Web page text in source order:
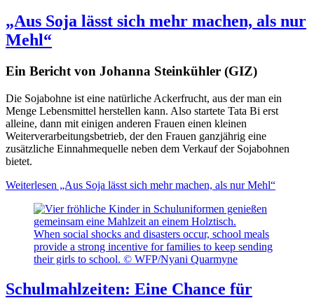
„Aus Soja lässt sich mehr machen, als nur
Mehl“
Ein Bericht von Johanna Steinkühler (GIZ)
Die Sojabohne ist eine natürliche Ackerfrucht, aus der man ein
Menge Lebensmittel herstellen kann. Also startete Tata Bi erst
alleine, dann mit einigen anderen Frauen einen kleinen
Weiterverarbeitungsbetrieb, der den Frauen ganzjährig eine
zusätzliche Einnahmequelle neben dem Verkauf der Sojabohnen
bietet.
Weiterlesen „Aus Soja lässt sich mehr machen, als nur Mehl“
When social shocks and disasters occur, school meals
provide a strong incentive for families to keep sending
their girls to school. © WFP/Nyani Quarmyne
Schulmahlzeiten: Eine Chance für